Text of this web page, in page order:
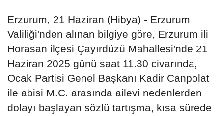
Erzurum, 21 Haziran (Hibya) - Erzurum
Valiliği'nden alınan bilgiye göre, Erzurum ili
Horasan ilçesi Çayırdüzü Mahallesi'nde 21
Haziran 2025 günü saat 11.30 civarında,
Ocak Partisi Genel Başkanı Kadir Canpolat
ile abisi M.C. arasında ailevi nedenlerden
dolayı başlayan sözlü tartışma, kısa sürede